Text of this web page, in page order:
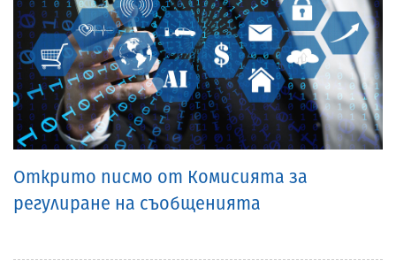
Открито писмо от Комисията за
регулиране на съобщенията